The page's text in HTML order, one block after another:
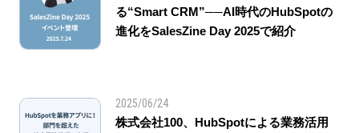
る“Smart CRM”──AI時代のHubSpotの
進化をSalesZine Day 2025で紹介
2025/06/24
株式会社100、HubSpotによる業務活用